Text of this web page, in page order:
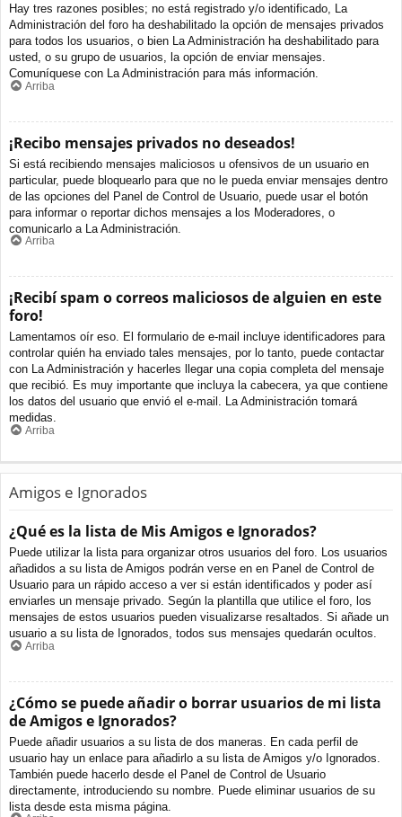
Hay tres razones posibles; no está registrado y/o identificado, La
Administración del foro ha deshabilitado la opción de mensajes privados
para todos los usuarios, o bien La Administración ha deshabilitado para
usted, o su grupo de usuarios, la opción de enviar mensajes.
Comuníquese con La Administración para más información.
Arriba
¡Recibo mensajes privados no deseados!
Si está recibiendo mensajes maliciosos u ofensivos de un usuario en
particular, puede bloquearlo para que no le pueda enviar mensajes dentro
de las opciones del Panel de Control de Usuario, puede usar el botón
para informar o reportar dichos mensajes a los Moderadores, o
comunicarlo a La Administración.
Arriba
¡Recibí spam o correos maliciosos de alguien en este
foro!
Lamentamos oír eso. El formulario de e-mail incluye identificadores para
controlar quién ha enviado tales mensajes, por lo tanto, puede contactar
con La Administración y hacerles llegar una copia completa del mensaje
que recibió. Es muy importante que incluya la cabecera, ya que contiene
los datos del usuario que envió el e-mail. La Administración tomará
medidas.
Arriba
Amigos e Ignorados
¿Qué es la lista de Mis Amigos e Ignorados?
Puede utilizar la lista para organizar otros usuarios del foro. Los usuarios
añadidos a su lista de Amigos podrán verse en en Panel de Control de
Usuario para un rápido acceso a ver si están identificados y poder así
enviarles un mensaje privado. Según la plantilla que utilice el foro, los
mensajes de estos usuarios pueden visualizarse resaltados. Si añade un
usuario a su lista de Ignorados, todos sus mensajes quedarán ocultos.
Arriba
¿Cómo se puede añadir o borrar usuarios de mi lista
de Amigos e Ignorados?
Puede añadir usuarios a su lista de dos maneras. En cada perfil de
usuario hay un enlace para añadirlo a su lista de Amigos y/o Ignorados.
También puede hacerlo desde el Panel de Control de Usuario
directamente, introduciendo su nombre. Puede eliminar usuarios de su
lista desde esta misma página.